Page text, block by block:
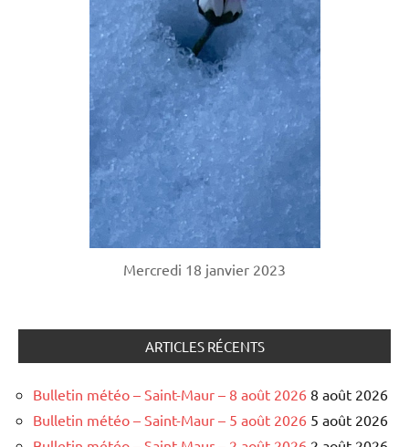
Mercredi 18 janvier 2023
ARTICLES RÉCENTS
Bulletin météo – Saint-Maur – 8 août 2026 8 août 2026
Bulletin météo – Saint-Maur – 5 août 2026 5 août 2026